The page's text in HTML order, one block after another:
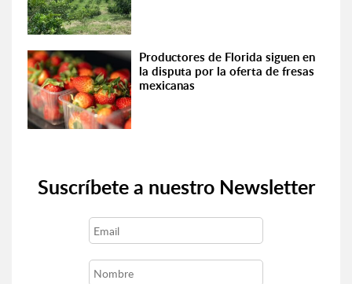
Productores de Florida siguen en
la disputa por la oferta de fresas
mexicanas
Suscríbete a nuestro Newsletter